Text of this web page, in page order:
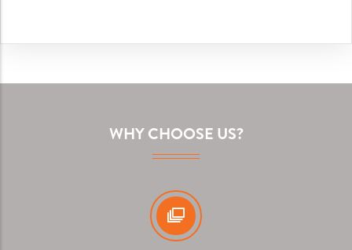
WHY CHOOSE US?